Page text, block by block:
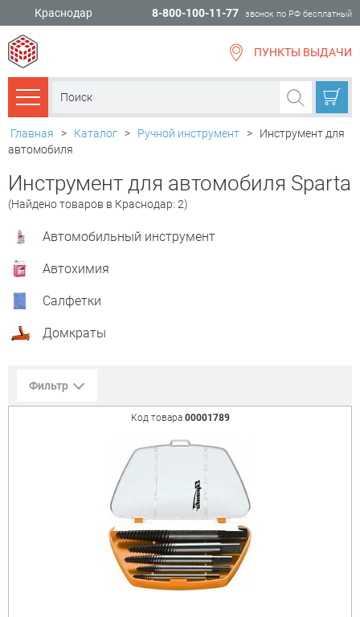
Краснодар 8-800-100-11-77 звонок по РФ бесплатный
ПУНКТЫ ВЫДАЧИ
Каталог товаров
Главная > Каталог > Ручной инструмент >
Инструмент для
автомобиля
Инструмент для автомобиля Sparta
(Найдено товаров в Краснодар: 2)
Автомобильный инструмент
Автохимия
Салфетки
Домкраты
Фильтр
Код товара 00001789